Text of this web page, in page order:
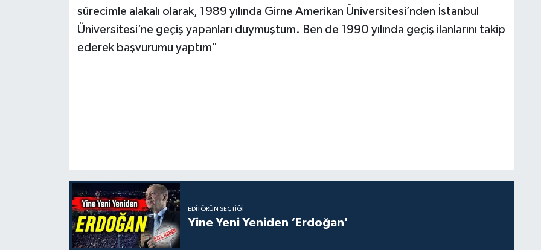
sürecimle alakalı olarak, 1989 yılında Girne Amerikan Üniversitesi’nden İstanbul
Üniversitesi’ne geçiş yapanları duymuştum. Ben de 1990 yılında geçiş ilanlarını takip
ederek başvurumu yaptım"
EDITÖRÜN SEÇTIĞI
Yine Yeni Yeniden ‘Erdoğan'